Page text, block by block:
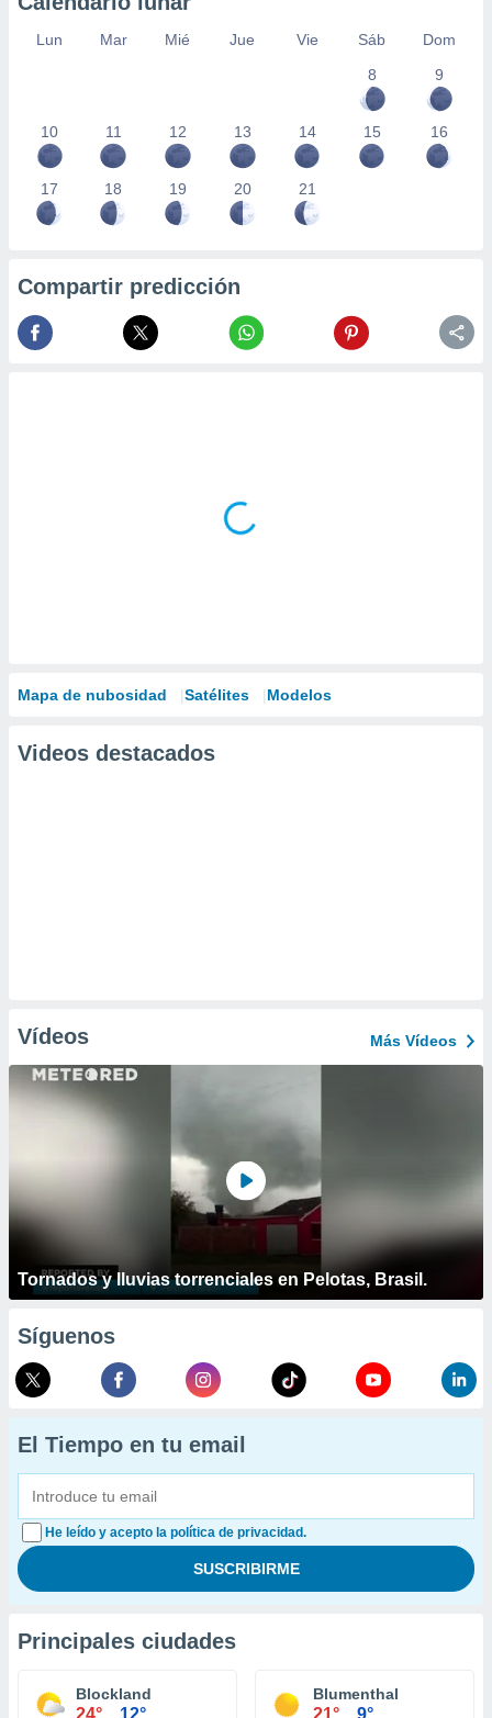
Lun Mar Mié Jue Vie Sáb
Dom
8
9
10 11 12 13 14 15 16
17 18 19 20 21
Compartir predicción
Mapa de nubosidad Satélites Modelos
Videos destacados
Vídeos Más Vídeos
Tornados y lluvias torrenciales en Pelotas, Brasil.
Síguenos
El Tiempo en tu email
He leído y acepto la política de privacidad.
Principales ciudades
Blockland
24° 12°
Blumenthal
21° 9°